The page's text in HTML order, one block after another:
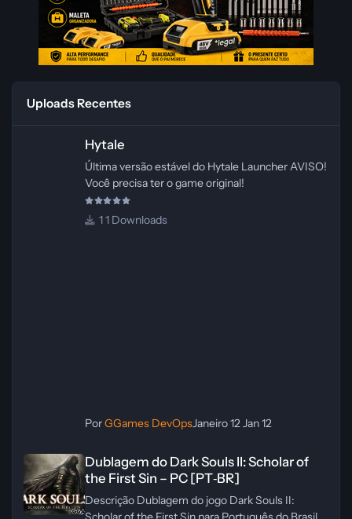
Uploads Recentes
Hytale
Última versão estável do Hytale Launcher AVISO!
Você precisa ter o game original!
1 Downloads
PorGGames DevOpsJaneiro 12Jan 12
Dublagem do Dark Souls II: Scholar of
the First Sin – PC [PT‑BR]
Descrição Dublagem do jogo Dark Souls II: